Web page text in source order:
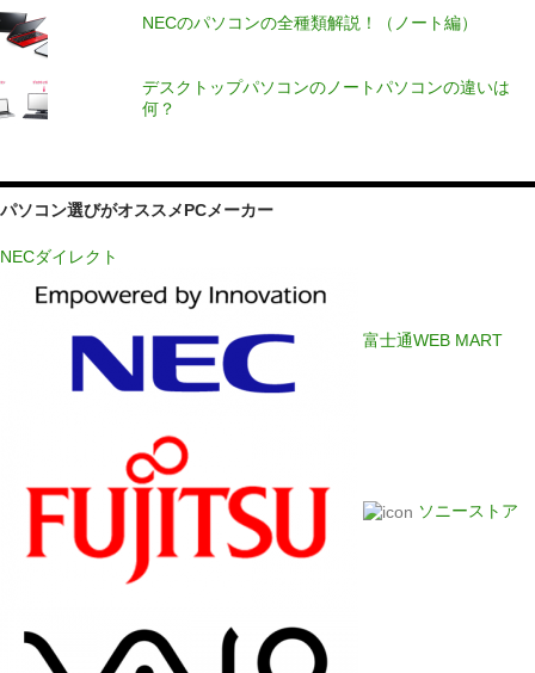
NECのパソコンの全種類解説！（ノート編）
デスクトップパソコンのノートパソコンの違いは
何？
パソコン選びがオススメPCメーカー
NECダイレクト
富士通WEB MART
ソニーストア